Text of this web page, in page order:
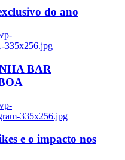
do ano
335x256.jpg
BAR
335x256.jpg
e o impacto nos